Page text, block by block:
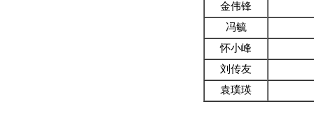
金伟锋
冯毓
怀小峰
刘传友
袁璞瑛